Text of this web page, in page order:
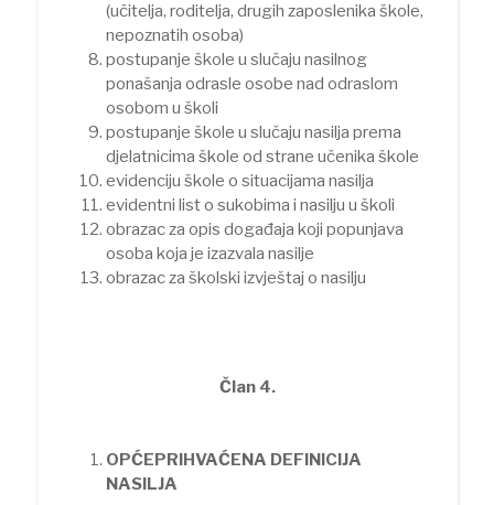
(učitelja, roditelja, drugih zaposlenika škole,
nepoznatih osoba)
postupanje škole u slučaju nasilnog
ponašanja odrasle osobe nad odraslom
osobom u školi
postupanje škole u slučaju nasilja prema
djelatnicima škole od strane učenika škole
evidenciju škole o situacijama nasilja
evidentni list o sukobima i nasilju u školi
obrazac za opis događaja koji popunjava
osoba koja je izazvala nasilje
obrazac za školski izvještaj o nasilju
Član 4.
OPĆEPRIHVAĆENA DEFINICIJA
NASILJA